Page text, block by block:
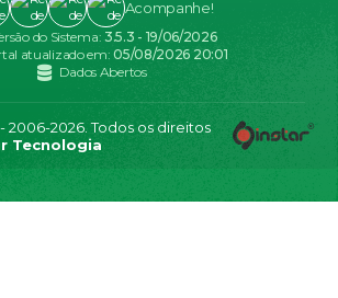
do Sistema: 3.5.3 - 19/06/2026
atualizado em:05/08/2026 20:01
Dados Abertos
Acompanhe!
2006-2026. Todos os direitos
Tecnologia